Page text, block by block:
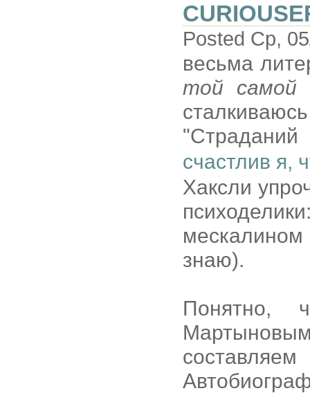
Posted Ср,
весьма
той самой
счастлив я,
Хаксли
знаю).